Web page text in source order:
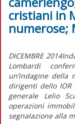
cristiani in
numerose;
DICEMBRE
Lombardi
un’indagine della
dirigenti dello
generale Lelio
operazioni
segnalazione alla